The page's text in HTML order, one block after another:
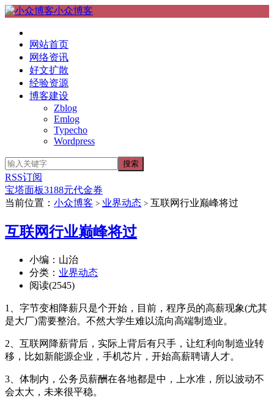
小众博客
网站首页
网络资讯
好文扩散
经验资源
博客建设
Zblog
Emlog
Typecho
Wordpress
RSS订阅
宝塔面板3188元代金券
当前位置： 小众博客 > 业界动态 > 互联网行业巅峰将过
互联网行业巅峰将过
小编：山治
分类： 业界动态
阅读(2545)
1、字节变相降薪只是个开始，目前，程序员的高薪现象(尤其
是大厂)需要整治。不然大学生难以流向高端制造业。
2、互联网降薪背后，实际上背后有只手，让红利向制造业转
移，比如新能源企业，手机芯片，开始高薪聘请人才。
3、体制内，公务员薪酬在各地都是中，上水准，所以波动不
会太大，未来很平稳。